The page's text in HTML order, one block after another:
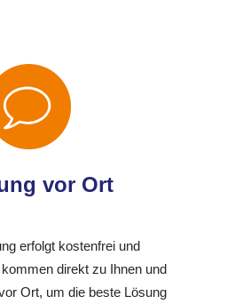
vor Ort
erfolgt kostenfrei und
direkt zu Ihnen und
Ort, um die beste Lösung